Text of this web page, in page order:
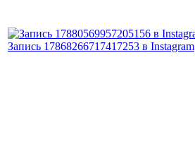
Запись 17868266717417253 в Instagram